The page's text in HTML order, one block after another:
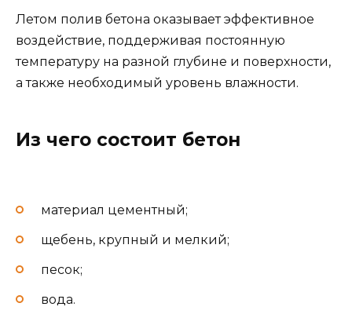
Летом полив бетона оказывает эффективное
воздействие, поддерживая постоянную
температуру на разной глубине и поверхности,
а также необходимый уровень влажности.
Из чего состоит бетон
материал цементный;
щебень, крупный и мелкий;
песок;
вода.